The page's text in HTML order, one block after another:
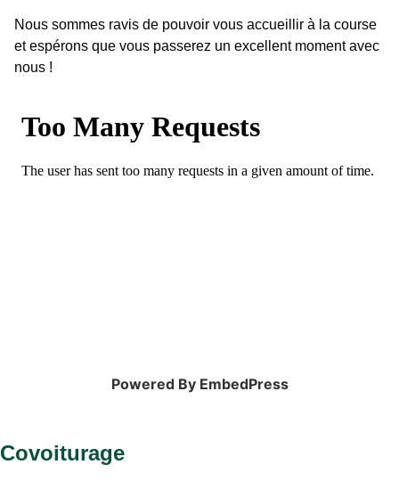
Nous sommes ravis de pouvoir vous accueillir à la course
et espérons que vous passerez un excellent moment avec
nous !
Powered By EmbedPress
Covoiturage